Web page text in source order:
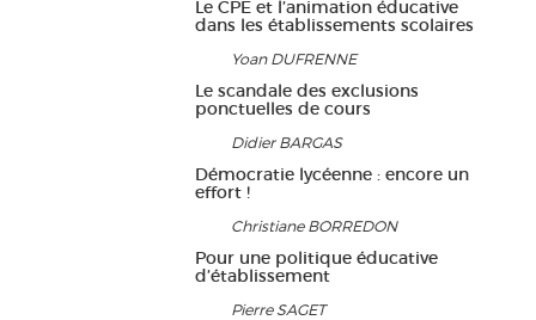
Le CPE et l’animation éducative
dans les établissements scolaires
Yoan DUFRENNE
Le scandale des exclusions
ponctuelles de cours
Didier BARGAS
Démocratie lycéenne : encore un
effort !
Christiane BORREDON
Pour une politique éducative
d’établissement
Pierre SAGET